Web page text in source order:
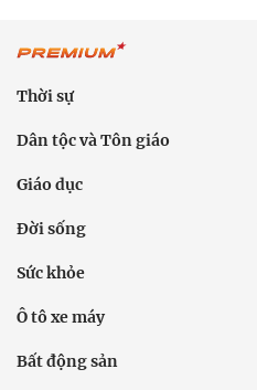
Thời sự
Dân tộc và Tôn giáo
Giáo dục
Đời sống
Sức khỏe
Ô tô xe máy
Bất động sản